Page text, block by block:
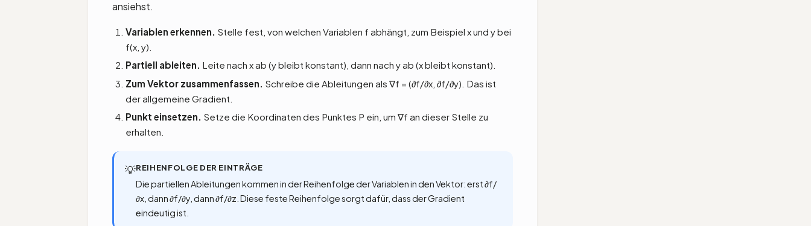
ansiehst.
Variablen erkennen. Stelle fest, von welchen Variablen f abhängt, zum Beispiel x und y bei
f(x, y).
Partiell ableiten. Leite nach x ab (y bleibt konstant), dann nach y ab (x bleibt konstant).
Zum Vektor zusammenfassen. Schreibe die Ableitungen als ∇f = (∂f/∂x, ∂f/∂y). Das ist
der allgemeine Gradient.
Punkt einsetzen. Setze die Koordinaten des Punktes P ein, um ∇f an dieser Stelle zu
erhalten.
💡REIHENFOLGE DER EINTRÄGE
Die partiellen Ableitungen kommen in der Reihenfolge der Variablen in den Vektor: erst ∂f/
∂x, dann ∂f/∂y, dann ∂f/∂z. Diese feste Reihenfolge sorgt dafür, dass der Gradient
eindeutig ist.